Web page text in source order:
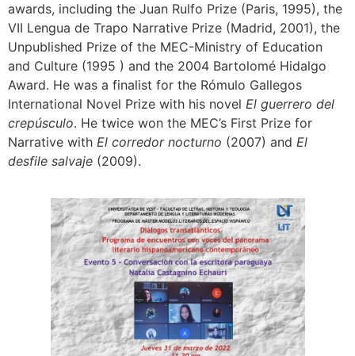
awards, including the Juan Rulfo Prize (Paris, 1995), the
VII Lengua de Trapo Narrative Prize (Madrid, 2001), the
Unpublished Prize of the MEC-Ministry of Education
and Culture (1995 ) and the 2004 Bartolomé Hidalgo
Award. He was a finalist for the Rómulo Gallegos
International Novel Prize with his novel El guerrero del
crepúsculo. He twice won the MEC’s First Prize for
Narrative with El corredor nocturno (2007) and El
desfile salvaje (2009).